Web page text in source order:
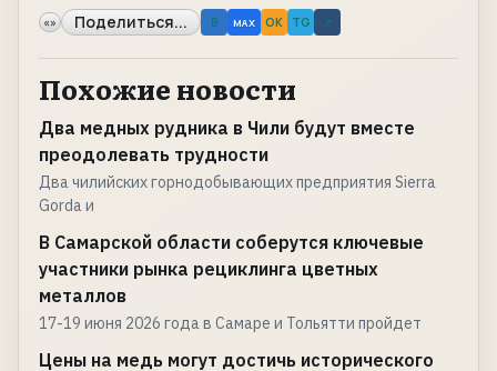
«» Поделиться... B MAX OK TG ↗
Похожие новости
Два медных рудника в Чили будут вместе
преодолевать трудности
Два чилийских горнодобывающих предприятия Sierra
Gorda и
В Самарской области соберутся ключевые
участники рынка рециклинга цветных
металлов
17-19 июня 2026 года в Самаре и Тольятти пройдет
Цены на медь могут достичь исторического